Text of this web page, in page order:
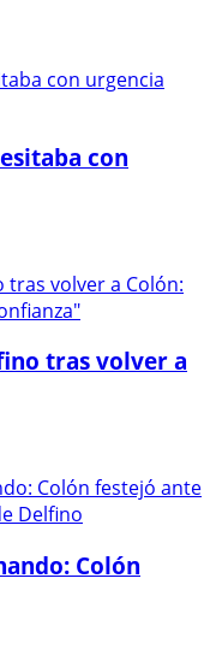
con
tras volver a
Colón